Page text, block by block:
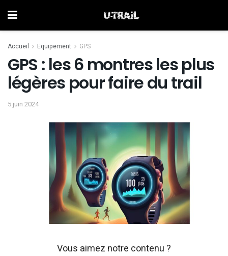
Accueil Equipement GPS
GPS : les 6 montres les plus
légères pour faire du trail
5 juin 2024
Vous aimez notre contenu ?